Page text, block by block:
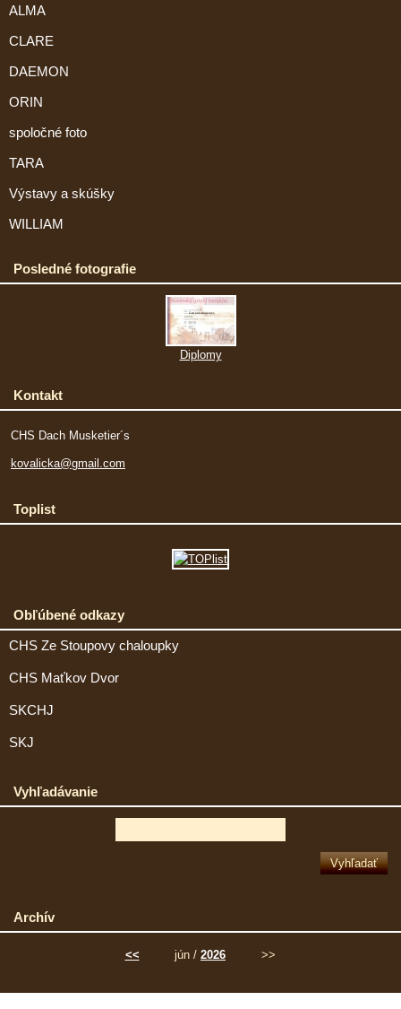
ALMA
CLARE
DAEMON
ORIN
spoločné foto
TARA
Výstavy a skúšky
WILLIAM
Posledné fotografie
Diplomy
Kontakt
CHS Dach Musketier´s
kovalicka@gmail.com
Toplist
Obľúbené odkazy
CHS Ze Stoupovy chaloupky
CHS Maťkov Dvor
SKCHJ
SKJ
Vyhľadávanie
Archív
<< jún / 2026 >>